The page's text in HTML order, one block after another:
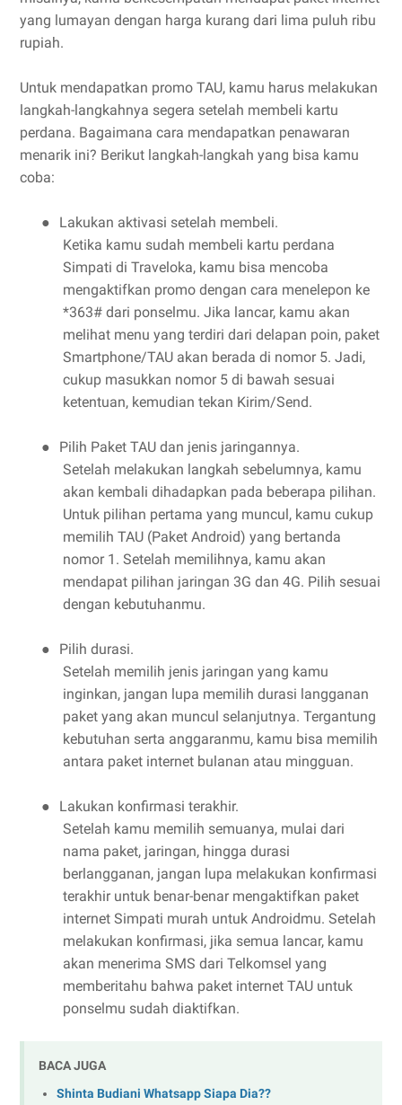
yang lumayan dengan harga kurang dari lima puluh ribu
rupiah.
Untuk mendapatkan promo TAU, kamu harus melakukan
langkah-langkahnya segera setelah membeli kartu
perdana. Bagaimana cara mendapatkan penawaran
menarik ini? Berikut langkah-langkah yang bisa kamu
coba:
●
Lakukan aktivasi setelah membeli.
Ketika kamu sudah membeli kartu perdana
Simpati di Traveloka, kamu bisa mencoba
mengaktifkan promo dengan cara menelepon ke
*363# dari ponselmu. Jika lancar, kamu akan
melihat menu yang terdiri dari delapan poin, paket
Smartphone/TAU akan berada di nomor 5. Jadi,
cukup masukkan nomor 5 di bawah sesuai
ketentuan, kemudian tekan Kirim/Send.
●
Pilih Paket TAU dan jenis jaringannya.
Setelah melakukan langkah sebelumnya, kamu
akan kembali dihadapkan pada beberapa pilihan.
Untuk pilihan pertama yang muncul, kamu cukup
memilih TAU (Paket Android) yang bertanda
nomor 1. Setelah memilihnya, kamu akan
mendapat pilihan jaringan 3G dan 4G. Pilih sesuai
dengan kebutuhanmu.
●
Pilih durasi.
Setelah memilih jenis jaringan yang kamu
inginkan, jangan lupa memilih durasi langganan
paket yang akan muncul selanjutnya. Tergantung
kebutuhan serta anggaranmu, kamu bisa memilih
antara paket internet bulanan atau mingguan.
●
Lakukan konfirmasi terakhir.
Setelah kamu memilih semuanya, mulai dari
nama paket, jaringan, hingga durasi
berlangganan, jangan lupa melakukan konfirmasi
terakhir untuk benar-benar mengaktifkan paket
internet Simpati murah untuk Androidmu. Setelah
melakukan konfirmasi, jika semua lancar, kamu
akan menerima SMS dari Telkomsel yang
memberitahu bahwa paket internet TAU untuk
ponselmu sudah diaktifkan.
BACA JUGA
Shinta Budiani Whatsapp Siapa Dia??